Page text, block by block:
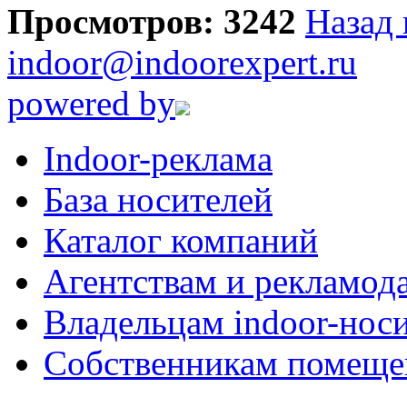
Просмотров: 3242 Назад
indoor@indoorexpert.ru
powered by
Indoor-реклама
База носителей
Каталог компаний
Агентствам и
Владельцам indoor-
Собственникам